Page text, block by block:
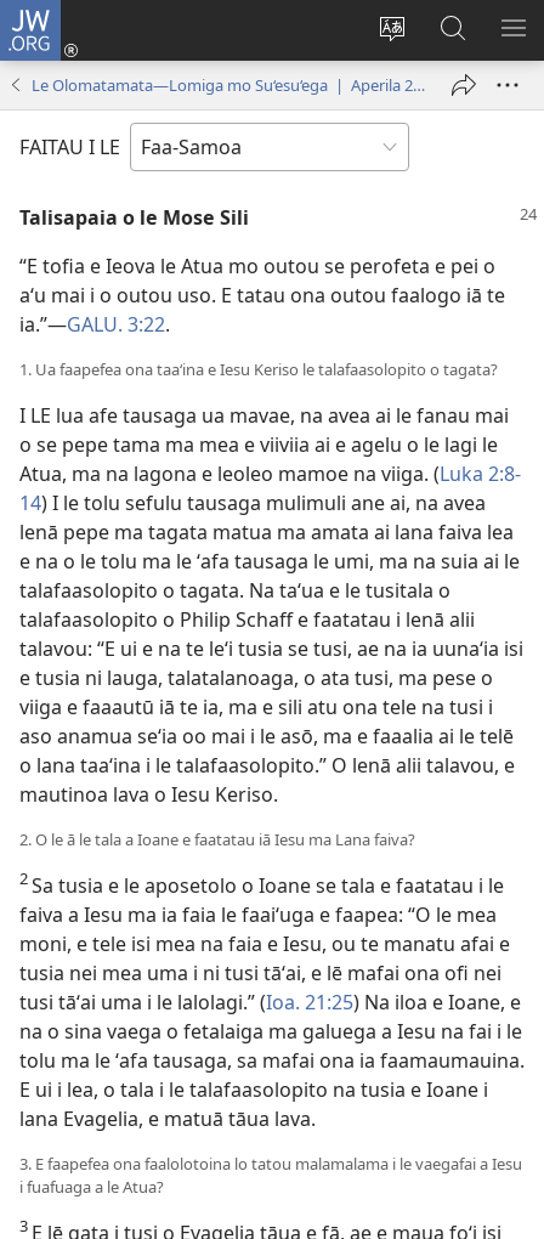
JW.ORG
Sui
le
gagana
o
le
Log
(tatala
se
isi
Suʻe
le
Le Olomatamata—Lomiga mo Su‘esu‘ega | Aperila 2009
FAITAU I LE
Talisapaia o le Mose Sili
“E tofia e Ieova le Atua mo outou se perofeta e pei o
aʻu mai i o outou uso. E tatau ona outou faalogo iā te
ia.”—GALU. 3:22.
1. Ua faapefea ona taaʻina e Iesu Keriso le talafaasolopito o tagata?
I LE lua afe tausaga ua mavae, na avea ai le fanau mai
o se pepe tama ma mea e viiviia ai e agelu o le lagi le
Atua, ma na lagona e leoleo mamoe na viiga. (Luka 2:8-
14) I le tolu sefulu tausaga mulimuli ane ai, na avea
lenā pepe ma tagata matua ma amata ai lana faiva lea
e na o le tolu ma le ʻafa tausaga le umi, ma na suia ai le
talafaasolopito o tagata. Na taʻua e le tusitala o
talafaasolopito o Philip Schaff e faatatau i lenā alii
talavou: “E ui e na te leʻi tusia se tusi, ae na ia uunaʻia isi
e tusia ni lauga, talatalanoaga, o ata tusi, ma pese o
viiga e faaautū iā te ia, ma e sili atu ona tele na tusi i
aso anamua seʻia oo mai i le asō, ma e faaalia ai le telē
o lana taaʻina i le talafaasolopito.” O lenā alii talavou, e
mautinoa lava o Iesu Keriso.
2. O le ā le tala a Ioane e faatatau iā Iesu ma Lana faiva?
2Sa tusia e le aposetolo o Ioane se tala e faatatau i le
faiva a Iesu ma ia faia le faaiʻuga e faapea: “O le mea
moni, e tele isi mea na faia e Iesu, ou te manatu afai e
tusia nei mea uma i ni tusi tāʻai, e lē mafai ona ofi nei
tusi tāʻai uma i le lalolagi.” (Ioa. 21:25) Na iloa e Ioane, e
na o sina vaega o fetalaiga ma galuega a Iesu na fai i le
tolu ma le ʻafa tausaga, sa mafai ona ia faamaumauina.
E ui i lea, o tala i le talafaasolopito na tusia e Ioane i
lana Evagelia, e matuā tāua lava.
3. E faapefea ona faalolotoina lo tatou malamalama i le vaegafai a Iesu
i fuafuaga a le Atua?
3 E lē gata i tusi o Evagelia tāua e fā, ae e maua foʻi isi